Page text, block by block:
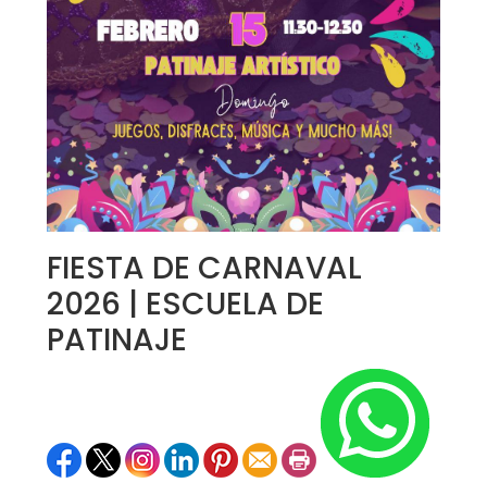
FIESTA DE CARNAVAL
2026 | ESCUELA DE
PATINAJE